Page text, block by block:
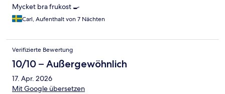
Mycket bra frukost 🍳
Carl, Aufenthalt von 7 Nächten
Verifizierte Bewertung
10/10 – Außergewöhnlich
17. Apr. 2026
Mit Google übersetzen